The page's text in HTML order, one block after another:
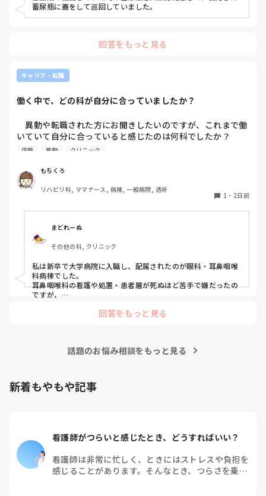
蓄尿瓶に蓋をして巡回していました。
回答をもっと見る
キャリア・転職
働く中で、どの科が自分に合っていましたか？
異動や転職された方にお聞きしたいのですが、これまで働
いていて自分に合っていると感じたのは何科でしたか？
また、どんなところが合っていると感じましたか？
私はこれまで脳神経外科、リハビリ科、透析室と経験しまし
たが、どこもしっくり来なくて悩んでいます…。次回の転職
の参考にさせていただきたいです😭
復職 異動 クリニック
もちくろ
リハビリ科, ママナース, 病棟, 一般病院, 透析
1 ・ 2日前
まどれーぬ
その他の科, クリニック
私は新卒で大学病院に入職し、配属されたのが眼科・耳鼻咽喉
科病棟でした。
耳鼻咽喉科の看護や処置・患者層が死ぬほど苦手で嫌だったの
ですが、
異動の声がかかる前に眼科クリニックに転職しました。
回答をもっと見る
話題のお悩み相談をもっと見る
新着もやもや記事
看護師がつらいと感じたとき、どうすればいい？
看護師は非常に忙しく、ときにはストレスや負担を
感じることがあります。そんなとき、つらさを乗り